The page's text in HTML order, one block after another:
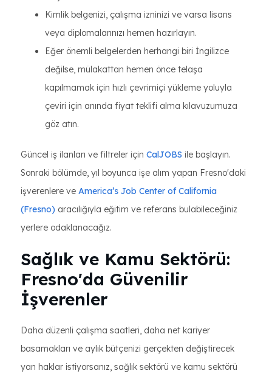
Kimlik belgenizi, çalışma izninizi ve varsa lisans
veya diplomalarınızı hemen hazırlayın.
Eğer önemli belgelerden herhangi biri İngilizce
değilse, mülakattan hemen önce telaşa
kapılmamak için hızlı çevrimiçi yükleme yoluyla
çeviri için anında fiyat teklifi alma kılavuzumuza
göz atın.
Güncel iş ilanları ve filtreler için CalJOBS ile başlayın.
Sonraki bölümde, yıl boyunca işe alım yapan Fresno'daki
işverenlere ve America’s Job Center of California
(Fresno) aracılığıyla eğitim ve referans bulabileceğiniz
yerlere odaklanacağız.
Sağlık ve Kamu Sektörü:
Fresno'da Güvenilir
İşverenler
Daha düzenli çalışma saatleri, daha net kariyer
basamakları ve aylık bütçenizi gerçekten değiştirecek
yan haklar istiyorsanız, sağlık sektörü ve kamu sektörü